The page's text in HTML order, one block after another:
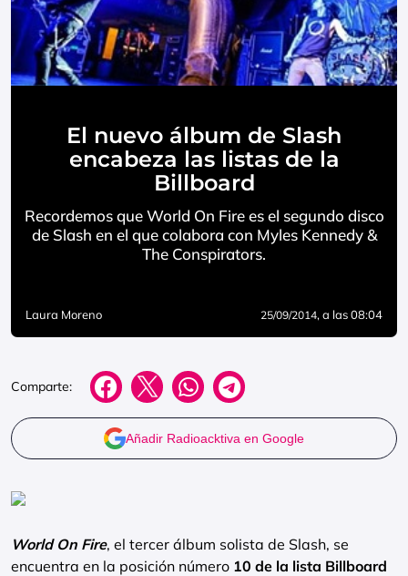
El nuevo álbum de Slash
encabeza las listas de la
Billboard
Recordemos que World On Fire es el segundo disco
de Slash en el que colabora con Myles Kennedy &
The Conspirators.
Laura Moreno 25/09/2014, a las 08:04
Comparte:
Añadir Radioacktiva en Google
World On Fire, el tercer álbum solista de Slash, se
encuentra en la posición número 10 de la lista Billboard